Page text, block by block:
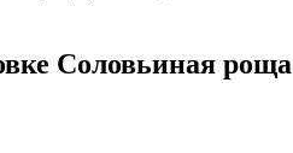
Соловьиная роща